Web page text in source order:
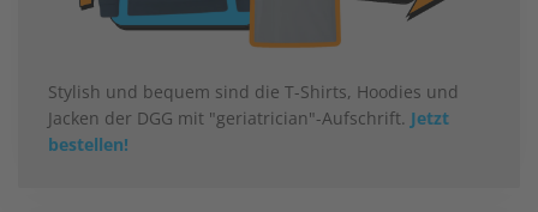
Stylish und bequem sind die T-Shirts, Hoodies und
Jacken der DGG mit "geriatrician"-Aufschrift. Jetzt
bestellen!